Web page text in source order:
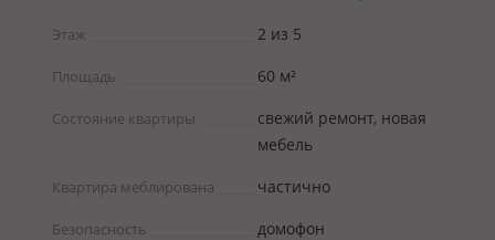
Этаж 2 из 5
Площадь 60 м²
Состояние квартиры
свежий ремонт, новая
мебель
Квартира меблирована частично
Безопасность домофон